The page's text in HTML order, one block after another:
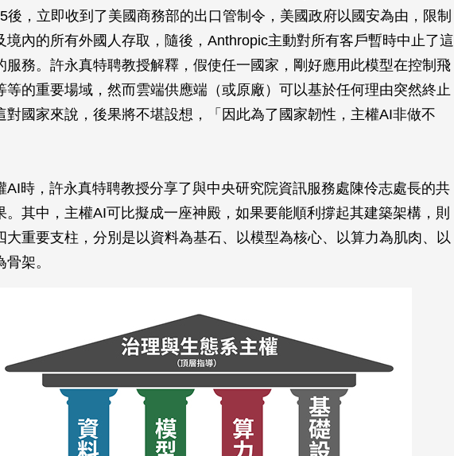
後，立即收到了美國商務部的出口管制令，美國政府以國安為由，限制
境內的所有外國人存取，隨後，Anthropic主動對所有客戶暫時中止了這
服務。許永真特聘教授解釋，假使任一國家，剛好應用此模型在控制飛
等的重要場域，然而雲端供應端（或原廠）可以基於任何理由突然終止
對國家來說，後果將不堪設想，「因此為了國家韌性，主權AI非做不
AI時，許永真特聘教授分享了與中央研究院資訊服務處陳伶志處長的共
。其中，主權AI可比擬成一座神殿，如果要能順利撐起其建築架構，則
大重要支柱，分別是以資料為基石、以模型為核心、以算力為肌肉、以
架。